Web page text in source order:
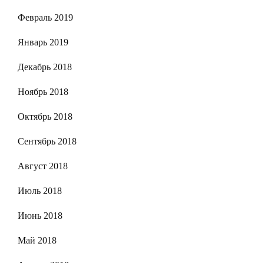
Февраль 2019
Январь 2019
Декабрь 2018
Ноябрь 2018
Октябрь 2018
Сентябрь 2018
Август 2018
Июль 2018
Июнь 2018
Май 2018